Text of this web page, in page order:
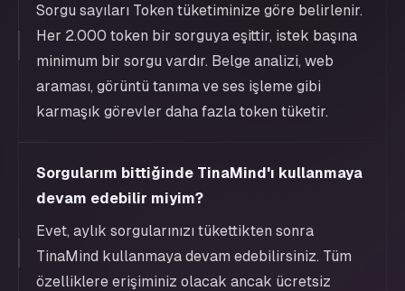
Sorgu sayıları Token tüketiminize göre belirlenir.
Her 2.000 token bir sorguya eşittir, istek başına
minimum bir sorgu vardır. Belge analizi, web
araması, görüntü tanıma ve ses işleme gibi
karmaşık görevler daha fazla token tüketir.
Sorgularım bittiğinde TinaMind'ı kullanmaya
devam edebilir miyim?
Evet, aylık sorgularınızı tükettikten sonra
TinaMind kullanmaya devam edebilirsiniz. Tüm
özelliklere erişiminiz olacak ancak ücretsiz